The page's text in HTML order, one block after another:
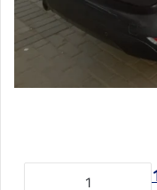
السعر